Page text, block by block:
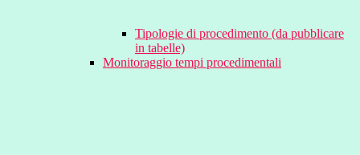
Tipologie di procedimento (da pubblicare
in tabelle)
Monitoraggio tempi procedimentali